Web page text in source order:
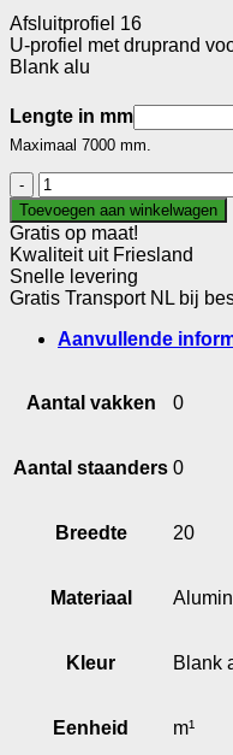
Afsluitprofiel 16
U-profiel met druprand
Blank alu
Lengte in mm
Maximaal 7000 mm.
Afsluitprofiel
16
aantal
Toevoegen aan winkelwagen
Gratis op maat!
Kwaliteit uit Friesland
Snelle levering
Gratis Transport NL bij
Aanvullende
Aantal vakken 0
Aantal staanders 0
Breedte 20
Materiaal
Kleur Blank
Eenheid m¹